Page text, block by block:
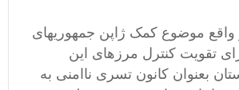
واقع موضوع کمک ژاپن جمهوریهای
تقویت کنترل مرزهای این
بعنوان کانون تسری ناامنی به